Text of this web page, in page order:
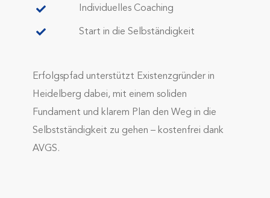
Individuelles Coaching
Start in die Selbständigkeit
Erfolgspfad unterstützt Existenzgründer in
Heidelberg dabei, mit einem soliden
Fundament und klarem Plan den Weg in die
Selbstständigkeit zu gehen – kostenfrei dank
AVGS.